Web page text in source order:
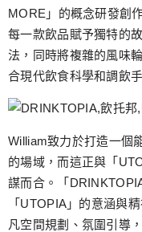
MORE」的概念研發創
每一款飲品賦予獨特的
法，同時將複雜的風味
合現代飲食科學和調飲
William致力於打造一個
的場域，而這正與「
謀而合。「
「UTOPIA」的意涵與
凡空間規劃、氛圍引導